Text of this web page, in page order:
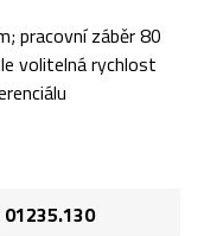
pracovní záběr 80
volitelná rychlost